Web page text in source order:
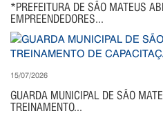
*PREFEITURA DE SÃO MATEUS
EMPREENDEDORES...
15/07/2026
GUARDA MUNICIPAL DE SÃO
TREINAMENTO...